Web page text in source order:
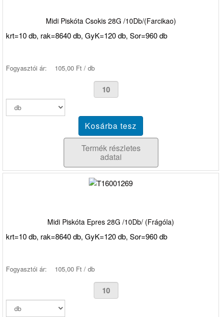
Midi Piskóta Csokis 28G /10Db/(Farcikao)
krt=10 db, rak=8640 db, GyK=120 db, Sor=960 db
Fogyasztói ár: 105,00 Ft / db
Termék részletes
adatai
Midi Piskóta Epres 28G /10Db/ (Frágóla)
krt=10 db, rak=8640 db, GyK=120 db, Sor=960 db
Fogyasztói ár: 105,00 Ft / db